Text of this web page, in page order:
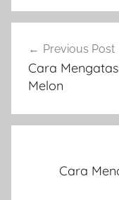
pos
Previous Post
Cara
Melon
Cara